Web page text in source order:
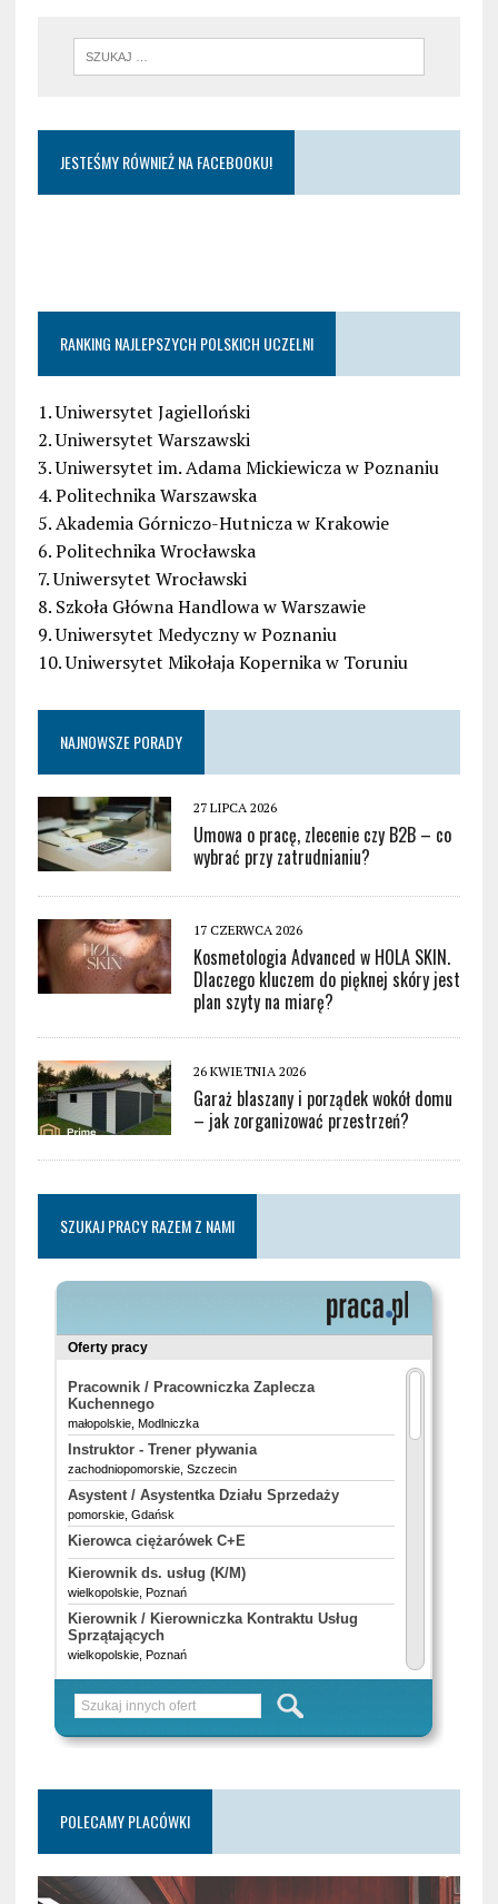
JESTEŚMY RÓWNIEŻ NA FACEBOOKU!
RANKING NAJLEPSZYCH POLSKICH UCZELNI
1. Uniwersytet Jagielloński
2. Uniwersytet Warszawski
3. Uniwersytet im. Adama Mickiewicza w Poznaniu
4. Politechnika Warszawska
5. Akademia Górniczo-Hutnicza w Krakowie
6. Politechnika Wrocławska
7. Uniwersytet Wrocławski
8. Szkoła Główna Handlowa w Warszawie
9. Uniwersytet Medyczny w Poznaniu
10. Uniwersytet Mikołaja Kopernika w Toruniu
NAJNOWSZE PORADY
27 LIPCA 2026
Umowa o pracę, zlecenie czy B2B – co
wybrać przy zatrudnianiu?
17 CZERWCA 2026
Kosmetologia Advanced w HOLA SKIN.
Dlaczego kluczem do pięknej skóry jest
plan szyty na miarę?
26 KWIETNIA 2026
Garaż blaszany i porządek wokół domu
– jak zorganizować przestrzeń?
SZUKAJ PRACY RAZEM Z NAMI
POLECAMY PLACÓWKI